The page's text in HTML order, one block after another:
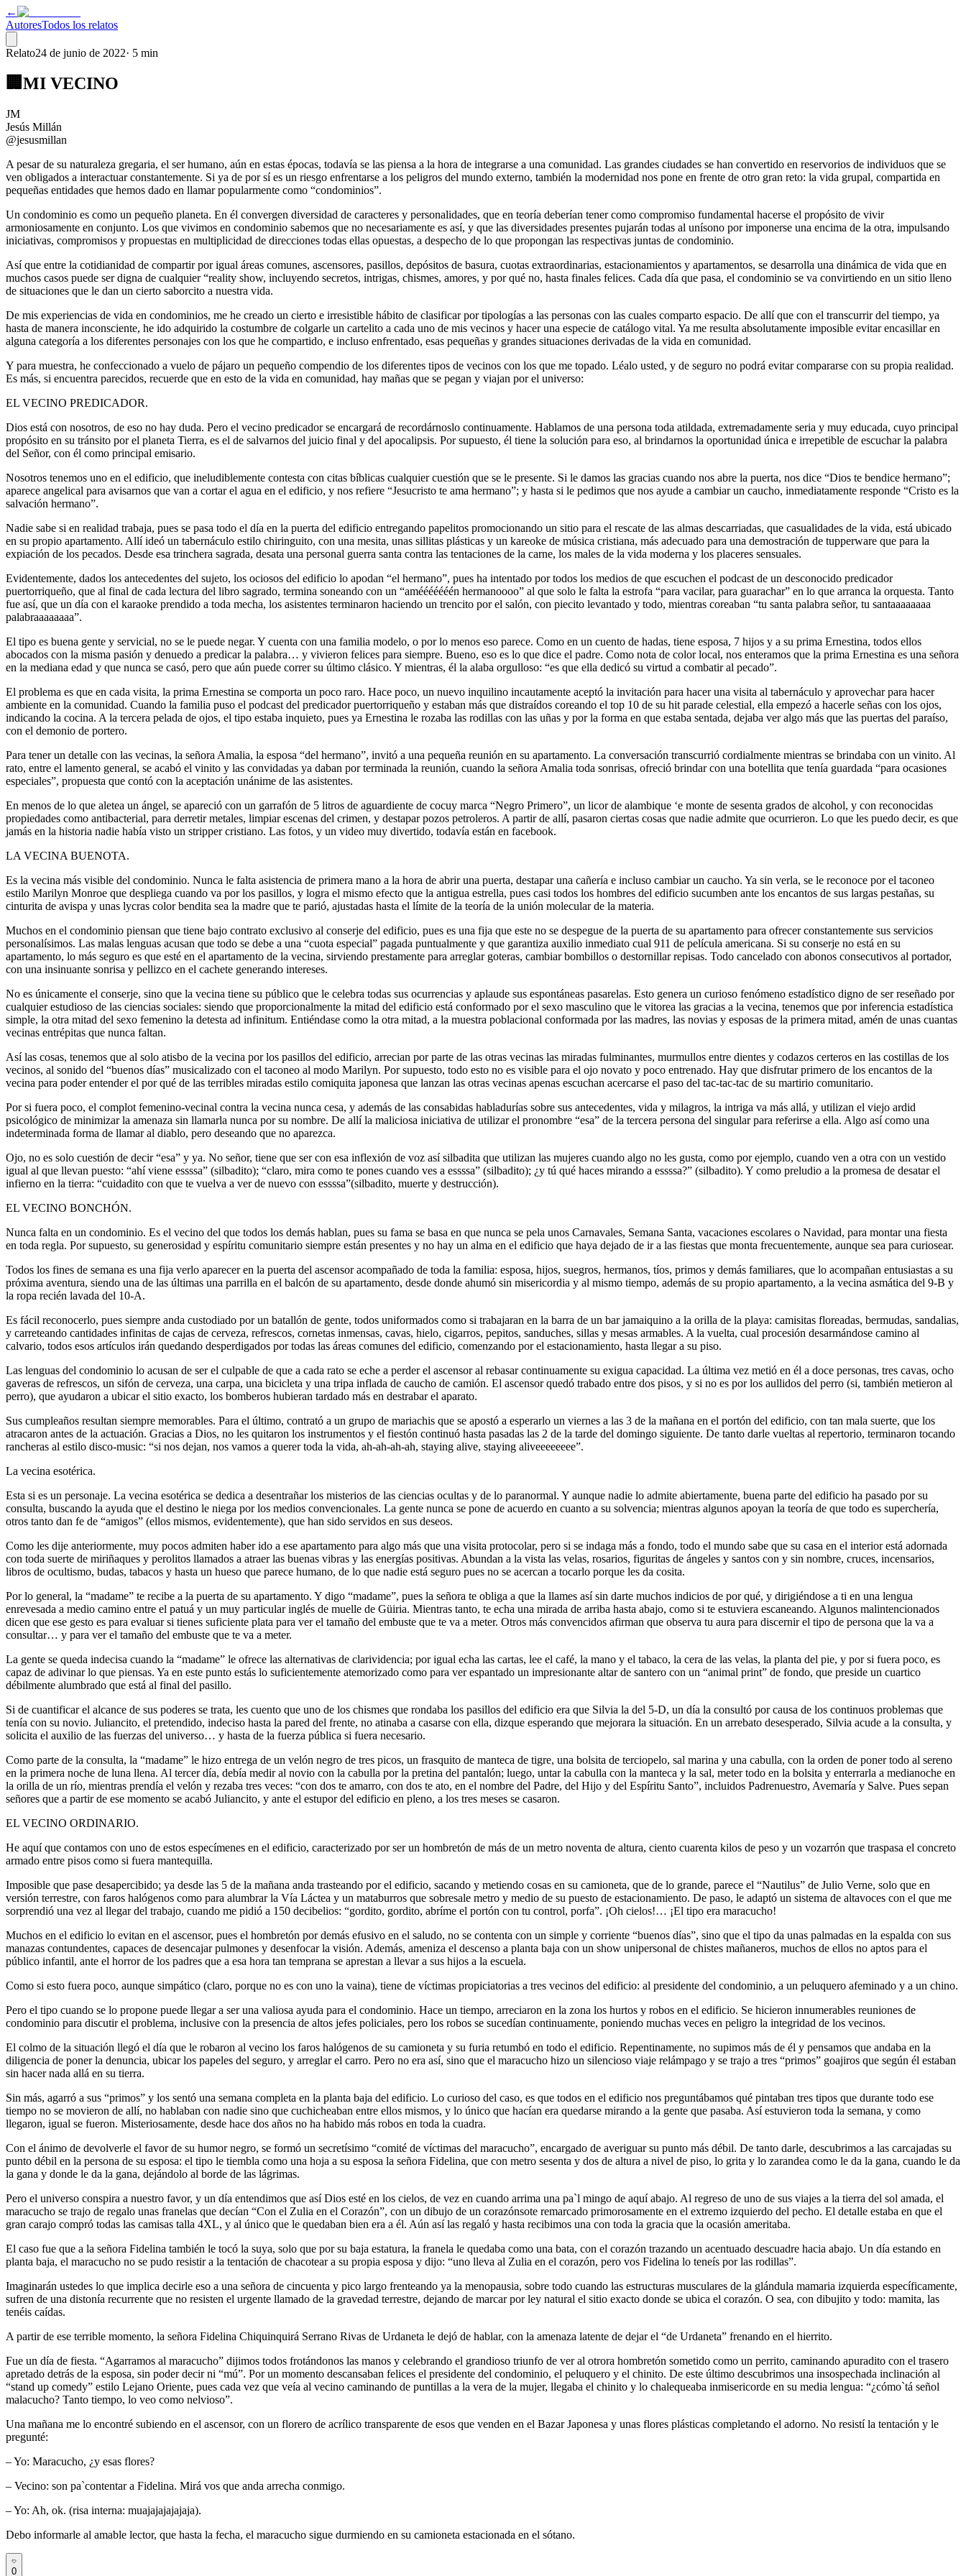
←
AutoresTodos los relatos
Relato24 de junio de 2022· 5 min
🏢MI VECINO
JM
Jesús Millán
@jesusmillan
A pesar de su naturaleza gregaria, el ser humano, aún en estas épocas, todavía se las piensa a la hora de integrarse a una comunidad. Las grandes ciudades se han convertido en reservorios de individuos que se
ven obligados a interactuar constantemente. Si ya de por sí es un riesgo enfrentarse a los peligros del mundo externo, también la modernidad nos pone en frente de otro gran reto: la vida grupal, compartida en
pequeñas entidades que hemos dado en llamar popularmente como “condominios”.
Un condominio es como un pequeño planeta. En él convergen diversidad de caracteres y personalidades, que en teoría deberían tener como compromiso fundamental hacerse el propósito de vivir
armoniosamente en conjunto. Los que vivimos en condominio sabemos que no necesariamente es así, y que las diversidades presentes pujarán todas al unísono por imponerse una encima de la otra, impulsando
iniciativas, compromisos y propuestas en multiplicidad de direcciones todas ellas opuestas, a despecho de lo que propongan las respectivas juntas de condominio.
Así que entre la cotidianidad de compartir por igual áreas comunes, ascensores, pasillos, depósitos de basura, cuotas extraordinarias, estacionamientos y apartamentos, se desarrolla una dinámica de vida que en
muchos casos puede ser digna de cualquier “reality show, incluyendo secretos, intrigas, chismes, amores, y por qué no, hasta finales felices. Cada día que pasa, el condominio se va convirtiendo en un sitio lleno
de situaciones que le dan un cierto saborcito a nuestra vida.
De mis experiencias de vida en condominios, me he creado un cierto e irresistible hábito de clasificar por tipologías a las personas con las cuales comparto espacio. De allí que con el transcurrir del tiempo, ya
hasta de manera inconsciente, he ido adquirido la costumbre de colgarle un cartelito a cada uno de mis vecinos y hacer una especie de catálogo vital. Ya me resulta absolutamente imposible evitar encasillar en
alguna categoría a los diferentes personajes con los que he compartido, e incluso enfrentado, esas pequeñas y grandes situaciones derivadas de la vida en comunidad.
Y para muestra, he confeccionado a vuelo de pájaro un pequeño compendio de los diferentes tipos de vecinos con los que me topado. Léalo usted, y de seguro no podrá evitar compararse con su propia realidad.
Es más, si encuentra parecidos, recuerde que en esto de la vida en comunidad, hay mañas que se pegan y viajan por el universo:
EL VECINO PREDICADOR.
Dios está con nosotros, de eso no hay duda. Pero el vecino predicador se encargará de recordárnoslo continuamente. Hablamos de una persona toda atildada, extremadamente seria y muy educada, cuyo principal
propósito en su tránsito por el planeta Tierra, es el de salvarnos del juicio final y del apocalipsis. Por supuesto, él tiene la solución para eso, al brindarnos la oportunidad única e irrepetible de escuchar la palabra
del Señor, con él como principal emisario.
Nosotros tenemos uno en el edificio, que ineludiblemente contesta con citas bíblicas cualquier cuestión que se le presente. Si le damos las gracias cuando nos abre la puerta, nos dice “Dios te bendice hermano”;
aparece angelical para avisarnos que van a cortar el agua en el edificio, y nos refiere “Jesucristo te ama hermano”; y hasta si le pedimos que nos ayude a cambiar un caucho, inmediatamente responde “Cristo es la
salvación hermano”.
Nadie sabe si en realidad trabaja, pues se pasa todo el día en la puerta del edificio entregando papelitos promocionando un sitio para el rescate de las almas descarriadas, que casualidades de la vida, está ubicado
en su propio apartamento. Allí ideó un tabernáculo estilo chiringuito, con una mesita, unas sillitas plásticas y un kareoke de música cristiana, más adecuado para una demostración de tupperware que para la
expiación de los pecados. Desde esa trinchera sagrada, desata una personal guerra santa contra las tentaciones de la carne, los males de la vida moderna y los placeres sensuales.
Evidentemente, dados los antecedentes del sujeto, los ociosos del edificio lo apodan “el hermano”, pues ha intentado por todos los medios de que escuchen el podcast de un desconocido predicador
puertorriqueño, que al final de cada lectura del libro sagrado, termina soneando con un “amééééééén hermanoooo” al que solo le falta la estrofa “para vacilar, para guarachar” en lo que arranca la orquesta. Tanto
fue así, que un día con el karaoke prendido a toda mecha, los asistentes terminaron haciendo un trencito por el salón, con piecito levantado y todo, mientras coreaban “tu santa palabra señor, tu santaaaaaaaa
palabraaaaaaaa”.
El tipo es buena gente y servicial, no se le puede negar. Y cuenta con una familia modelo, o por lo menos eso parece. Como en un cuento de hadas, tiene esposa, 7 hijos y a su prima Ernestina, todos ellos
abocados con la misma pasión y denuedo a predicar la palabra… y vivieron felices para siempre. Bueno, eso es lo que dice el padre. Como nota de color local, nos enteramos que la prima Ernestina es una señora
en la mediana edad y que nunca se casó, pero que aún puede correr su último clásico. Y mientras, él la alaba orgulloso: “es que ella dedicó su virtud a combatir al pecado”.
El problema es que en cada visita, la prima Ernestina se comporta un poco raro. Hace poco, un nuevo inquilino incautamente aceptó la invitación para hacer una visita al tabernáculo y aprovechar para hacer
ambiente en la comunidad. Cuando la familia puso el podcast del predicador puertorriqueño y estaban más que distraídos coreando el top 10 de su hit parade celestial, ella empezó a hacerle señas con los ojos,
indicando la cocina. A la tercera pelada de ojos, el tipo estaba inquieto, pues ya Ernestina le rozaba las rodillas con las uñas y por la forma en que estaba sentada, dejaba ver algo más que las puertas del paraíso,
con el demonio de portero.
Para tener un detalle con las vecinas, la señora Amalia, la esposa “del hermano”, invitó a una pequeña reunión en su apartamento. La conversación transcurrió cordialmente mientras se brindaba con un vinito. Al
rato, entre el lamento general, se acabó el vinito y las convidadas ya daban por terminada la reunión, cuando la señora Amalia toda sonrisas, ofreció brindar con una botellita que tenía guardada “para ocasiones
especiales”, propuesta que contó con la aceptación unánime de las asistentes.
En menos de lo que aletea un ángel, se apareció con un garrafón de 5 litros de aguardiente de cocuy marca “Negro Primero”, un licor de alambique ‘e monte de sesenta grados de alcohol, y con reconocidas
propiedades como antibacterial, para derretir metales, limpiar escenas del crimen, y destapar pozos petroleros. A partir de allí, pasaron ciertas cosas que nadie admite que ocurrieron. Lo que les puedo decir, es que
jamás en la historia nadie había visto un stripper cristiano. Las fotos, y un video muy divertido, todavía están en facebook.
LA VECINA BUENOTA.
Es la vecina más visible del condominio. Nunca le falta asistencia de primera mano a la hora de abrir una puerta, destapar una cañería e incluso cambiar un caucho. Ya sin verla, se le reconoce por el taconeo
estilo Marilyn Monroe que despliega cuando va por los pasillos, y logra el mismo efecto que la antigua estrella, pues casi todos los hombres del edificio sucumben ante los encantos de sus largas pestañas, su
cinturita de avispa y unas lycras color bendita sea la madre que te parió, ajustadas hasta el límite de la teoría de la unión molecular de la materia.
Muchos en el condominio piensan que tiene bajo contrato exclusivo al conserje del edificio, pues es una fija que este no se despegue de la puerta de su apartamento para ofrecer constantemente sus servicios
personalísimos. Las malas lenguas acusan que todo se debe a una “cuota especial” pagada puntualmente y que garantiza auxilio inmediato cual 911 de película americana. Si su conserje no está en su
apartamento, lo más seguro es que esté en el apartamento de la vecina, sirviendo prestamente para arreglar goteras, cambiar bombillos o destornillar repisas. Todo cancelado con abonos consecutivos al portador,
con una insinuante sonrisa y pellizco en el cachete generando intereses.
No es únicamente el conserje, sino que la vecina tiene su público que le celebra todas sus ocurrencias y aplaude sus espontáneas pasarelas. Esto genera un curioso fenómeno estadístico digno de ser reseñado por
cualquier estudioso de las ciencias sociales: siendo que proporcionalmente la mitad del edificio está conformado por el sexo masculino que le vitorea las gracias a la vecina, tenemos que por inferencia estadística
simple, la otra mitad del sexo femenino la detesta ad infinitum. Entiéndase como la otra mitad, a la muestra poblacional conformada por las madres, las novias y esposas de la primera mitad, amén de unas cuantas
vecinas entrépitas que nunca faltan.
Así las cosas, tenemos que al solo atisbo de la vecina por los pasillos del edificio, arrecian por parte de las otras vecinas las miradas fulminantes, murmullos entre dientes y codazos certeros en las costillas de los
vecinos, al sonido del “buenos días” musicalizado con el taconeo al modo Marilyn. Por supuesto, todo esto no es visible para el ojo novato y poco entrenado. Hay que disfrutar primero de los encantos de la
vecina para poder entender el por qué de las terribles miradas estilo comiquita japonesa que lanzan las otras vecinas apenas escuchan acercarse el paso del tac-tac-tac de su martirio comunitario.
Por si fuera poco, el complot femenino-vecinal contra la vecina nunca cesa, y además de las consabidas habladurías sobre sus antecedentes, vida y milagros, la intriga va más allá, y utilizan el viejo ardid
psicológico de minimizar la amenaza sin llamarla nunca por su nombre. De allí la maliciosa iniciativa de utilizar el pronombre “esa” de la tercera persona del singular para referirse a ella. Algo así como una
indeterminada forma de llamar al diablo, pero deseando que no aparezca.
Ojo, no es solo cuestión de decir “esa” y ya. No señor, tiene que ser con esa inflexión de voz así silbadita que utilizan las mujeres cuando algo no les gusta, como por ejemplo, cuando ven a otra con un vestido
igual al que llevan puesto: “ahí viene essssa” (silbadito); “claro, mira como te pones cuando ves a essssa” (silbadito); ¿y tú qué haces mirando a essssa?” (silbadito). Y como preludio a la promesa de desatar el
infierno en la tierra: “cuidadito con que te vuelva a ver de nuevo con essssa”(silbadito, muerte y destrucción).
EL VECINO BONCHÓN.
Nunca falta en un condominio. Es el vecino del que todos los demás hablan, pues su fama se basa en que nunca se pela unos Carnavales, Semana Santa, vacaciones escolares o Navidad, para montar una fiesta
en toda regla. Por supuesto, su generosidad y espíritu comunitario siempre están presentes y no hay un alma en el edificio que haya dejado de ir a las fiestas que monta frecuentemente, aunque sea para curiosear.
Todos los fines de semana es una fija verlo aparecer en la puerta del ascensor acompañado de toda la familia: esposa, hijos, suegros, hermanos, tíos, primos y demás familiares, que lo acompañan entusiastas a su
próxima aventura, siendo una de las últimas una parrilla en el balcón de su apartamento, desde donde ahumó sin misericordia y al mismo tiempo, además de su propio apartamento, a la vecina asmática del 9-B y
la ropa recién lavada del 10-A.
Es fácil reconocerlo, pues siempre anda custodiado por un batallón de gente, todos uniformados como si trabajaran en la barra de un bar jamaiquino a la orilla de la playa: camisitas floreadas, bermudas, sandalias,
y carreteando cantidades infinitas de cajas de cerveza, refrescos, cornetas inmensas, cavas, hielo, cigarros, pepitos, sanduches, sillas y mesas armables. A la vuelta, cual procesión desarmándose camino al
calvario, todos esos artículos irán quedando desperdigados por todas las áreas comunes del edificio, comenzando por el estacionamiento, hasta llegar a su piso.
Las lenguas del condominio lo acusan de ser el culpable de que a cada rato se eche a perder el ascensor al rebasar continuamente su exigua capacidad. La última vez metió en él a doce personas, tres cavas, ocho
gaveras de refrescos, un sifón de cerveza, una carpa, una bicicleta y una tripa inflada de caucho de camión. El ascensor quedó trabado entre dos pisos, y si no es por los aullidos del perro (si, también metieron al
perro), que ayudaron a ubicar el sitio exacto, los bomberos hubieran tardado más en destrabar el aparato.
Sus cumpleaños resultan siempre memorables. Para el último, contrató a un grupo de mariachis que se apostó a esperarlo un viernes a las 3 de la mañana en el portón del edificio, con tan mala suerte, que los
atracaron antes de la actuación. Gracias a Dios, no les quitaron los instrumentos y el fiestón continuó hasta pasadas las 2 de la tarde del domingo siguiente. De tanto darle vueltas al repertorio, terminaron tocando
rancheras al estilo disco-music: “si nos dejan, nos vamos a querer toda la vida, ah-ah-ah-ah, staying alive, staying aliveeeeeeee”.
La vecina esotérica.
Esta si es un personaje. La vecina esotérica se dedica a desentrañar los misterios de las ciencias ocultas y de lo paranormal. Y aunque nadie lo admite abiertamente, buena parte del edificio ha pasado por su
consulta, buscando la ayuda que el destino le niega por los medios convencionales. La gente nunca se pone de acuerdo en cuanto a su solvencia; mientras algunos apoyan la teoría de que todo es superchería,
otros tanto dan fe de “amigos” (ellos mismos, evidentemente), que han sido servidos en sus deseos.
Como les dije anteriormente, muy pocos admiten haber ido a ese apartamento para algo más que una visita protocolar, pero si se indaga más a fondo, todo el mundo sabe que su casa en el interior está adornada
con toda suerte de miriñaques y perolitos llamados a atraer las buenas vibras y las energías positivas. Abundan a la vista las velas, rosarios, figuritas de ángeles y santos con y sin nombre, cruces, incensarios,
libros de ocultismo, budas, tabacos y hasta un hueso que parece humano, de lo que nadie está seguro pues no se acercan a tocarlo porque les da cosita.
Por lo general, la “madame” te recibe a la puerta de su apartamento. Y digo “madame”, pues la señora te obliga a que la llames así sin darte muchos indicios de por qué, y dirigiéndose a ti en una lengua
enrevesada a medio camino entre el patuá y un muy particular inglés de muelle de Güiria. Mientras tanto, te echa una mirada de arriba hasta abajo, como si te estuviera escaneando. Algunos malintencionados
dicen que ese gesto es para evaluar si tienes suficiente plata para ver el tamaño del embuste que te va a meter. Otros más convencidos afirman que observa tu aura para discernir el tipo de persona que la va a
consultar… y para ver el tamaño del embuste que te va a meter.
La gente se queda indecisa cuando la “madame” le ofrece las alternativas de clarividencia; por igual echa las cartas, lee el café, la mano y el tabaco, la cera de las velas, la planta del pie, y por si fuera poco, es
capaz de adivinar lo que piensas. Ya en este punto estás lo suficientemente atemorizado como para ver espantado un impresionante altar de santero con un “animal print” de fondo, que preside un cuartico
débilmente alumbrado que está al final del pasillo.
Si de cuantificar el alcance de sus poderes se trata, les cuento que uno de los chismes que rondaba los pasillos del edificio era que Silvia la del 5-D, un día la consultó por causa de los continuos problemas que
tenía con su novio. Juliancito, el pretendido, indeciso hasta la pared del frente, no atinaba a casarse con ella, dizque esperando que mejorara la situación. En un arrebato desesperado, Silvia acude a la consulta, y
solicita el auxilio de las fuerzas del universo… y hasta de la fuerza pública si fuera necesario.
Como parte de la consulta, la “madame” le hizo entrega de un velón negro de tres picos, un frasquito de manteca de tigre, una bolsita de terciopelo, sal marina y una cabulla, con la orden de poner todo al sereno
en la primera noche de luna llena. Al tercer día, debía medir al novio con la cabulla por la pretina del pantalón; luego, untar la cabulla con la manteca y la sal, meter todo en la bolsita y enterrarla a medianoche en
la orilla de un río, mientras prendía el velón y rezaba tres veces: “con dos te amarro, con dos te ato, en el nombre del Padre, del Hijo y del Espíritu Santo”, incluidos Padrenuestro, Avemaría y Salve. Pues sepan
señores que a partir de ese momento se acabó Juliancito, y ante el estupor del edificio en pleno, a los tres meses se casaron.
EL VECINO ORDINARIO.
He aquí que contamos con uno de estos especímenes en el edificio, caracterizado por ser un hombretón de más de un metro noventa de altura, ciento cuarenta kilos de peso y un vozarrón que traspasa el concreto
armado entre pisos como si fuera mantequilla.
Imposible que pase desapercibido; ya desde las 5 de la mañana anda trasteando por el edificio, sacando y metiendo cosas en su camioneta, que de lo grande, parece el “Nautilus” de Julio Verne, solo que en
versión terrestre, con faros halógenos como para alumbrar la Vía Láctea y un mataburros que sobresale metro y medio de su puesto de estacionamiento. De paso, le adaptó un sistema de altavoces con el que me
sorprendió una vez al llegar del trabajo, cuando me pidió a 150 decibelios: “gordito, gordito, abríme el portón con tu control, porfa”. ¡Oh cielos!… ¡El tipo era maracucho!
Muchos en el edificio lo evitan en el ascensor, pues el hombretón por demás efusivo en el saludo, no se contenta con un simple y corriente “buenos días”, sino que el tipo da unas palmadas en la espalda con sus
manazas contundentes, capaces de desencajar pulmones y desenfocar la visión. Además, ameniza el descenso a planta baja con un show unipersonal de chistes mañaneros, muchos de ellos no aptos para el
público infantil, ante el horror de los padres que a esa hora tan temprana se aprestan a llevar a sus hijos a la escuela.
Como si esto fuera poco, aunque simpático (claro, porque no es con uno la vaina), tiene de víctimas propiciatorias a tres vecinos del edificio: al presidente del condominio, a un peluquero afeminado y a un chino.
Pero el tipo cuando se lo propone puede llegar a ser una valiosa ayuda para el condominio. Hace un tiempo, arreciaron en la zona los hurtos y robos en el edificio. Se hicieron innumerables reuniones de
condominio para discutir el problema, inclusive con la presencia de altos jefes policiales, pero los robos se sucedían continuamente, poniendo muchas veces en peligro la integridad de los vecinos.
El colmo de la situación llegó el día que le robaron al vecino los faros halógenos de su camioneta y su furia retumbó en todo el edificio. Repentinamente, no supimos más de él y pensamos que andaba en la
diligencia de poner la denuncia, ubicar los papeles del seguro, y arreglar el carro. Pero no era así, sino que el maracucho hizo un silencioso viaje relámpago y se trajo a tres “primos” goajiros que según él estaban
sin hacer nada allá en su tierra.
Sin más, agarró a sus “primos” y los sentó una semana completa en la planta baja del edificio. Lo curioso del caso, es que todos en el edificio nos preguntábamos qué pintaban tres tipos que durante todo ese
tiempo no se movieron de allí, no hablaban con nadie sino que cuchicheaban entre ellos mismos, y lo único que hacían era quedarse mirando a la gente que pasaba. Así estuvieron toda la semana, y como
llegaron, igual se fueron. Misteriosamente, desde hace dos años no ha habido más robos en toda la cuadra.
Con el ánimo de devolverle el favor de su humor negro, se formó un secretísimo “comité de víctimas del maracucho”, encargado de averiguar su punto más débil. De tanto darle, descubrimos a las carcajadas su
punto débil en la persona de su esposa: el tipo le tiembla como una hoja a su esposa la señora Fidelina, que con metro sesenta y dos de altura a nivel de piso, lo grita y lo zarandea como le da la gana, cuando le da
la gana y donde le da la gana, dejándolo al borde de las lágrimas.
Pero el universo conspira a nuestro favor, y un día entendimos que así Dios esté en los cielos, de vez en cuando arrima una pa`l mingo de aquí abajo. Al regreso de uno de sus viajes a la tierra del sol amada, el
maracucho se trajo de regalo unas franelas que decían “Con el Zulia en el Corazón”, con un dibujo de un corazónsote remarcado primorosamente en el extremo izquierdo del pecho. El detalle estaba en que el
gran carajo compró todas las camisas talla 4XL, y al único que le quedaban bien era a él. Aún así las regaló y hasta recibimos una con toda la gracia que la ocasión ameritaba.
El caso fue que a la señora Fidelina también le tocó la suya, solo que por su baja estatura, la franela le quedaba como una bata, con el corazón trazando un acentuado descuadre hacia abajo. Un día estando en
planta baja, el maracucho no se pudo resistir a la tentación de chacotear a su propia esposa y dijo: “uno lleva al Zulia en el corazón, pero vos Fidelina lo teneís por las rodillas”.
Imaginarán ustedes lo que implica decirle eso a una señora de cincuenta y pico largo frenteando ya la menopausia, sobre todo cuando las estructuras musculares de la glándula mamaria izquierda específicamente,
sufren de una distonía recurrente que no resisten el urgente llamado de la gravedad terrestre, dejando de marcar por ley natural el sitio exacto donde se ubica el corazón. O sea, con dibujito y todo: mamita, las
tenéis caídas.
A partir de ese terrible momento, la señora Fidelina Chiquinquirá Serrano Rivas de Urdaneta le dejó de hablar, con la amenaza latente de dejar el “de Urdaneta” frenando en el hierrito.
Fue un día de fiesta. “Agarramos al maracucho” dijimos todos frotándonos las manos y celebrando el grandioso triunfo de ver al otrora hombretón sometido como un perrito, caminando apuradito con el trasero
apretado detrás de la esposa, sin poder decir ni “mú”. Por un momento descansaban felices el presidente del condominio, el peluquero y el chinito. De este último descubrimos una insospechada inclinación al
“stand up comedy” estilo Lejano Oriente, pues cada vez que veía al vecino caminando de puntillas a la vera de la mujer, llegaba el chinito y lo chalequeaba inmisericorde en su media lengua: “¿cómo`tá señol
malacucho? Tanto tiempo, lo veo como nelvioso”.
Una mañana me lo encontré subiendo en el ascensor, con un florero de acrílico transparente de esos que venden en el Bazar Japonesa y unas flores plásticas completando el adorno. No resistí la tentación y le
pregunté:
– Yo: Maracucho, ¿y esas flores?
– Vecino: son pa`contentar a Fidelina. Mirá vos que anda arrecha conmigo.
– Yo: Ah, ok. (risa interna: muajajajajajaja).
Debo informarle al amable lector, que hasta la fecha, el maracucho sigue durmiendo en su camioneta estacionada en el sótano.
0